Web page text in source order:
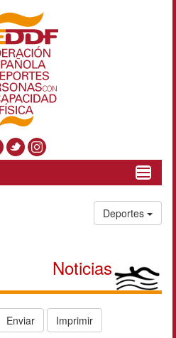
Toggle
Deportes
Noticias
Enviar Imprimir